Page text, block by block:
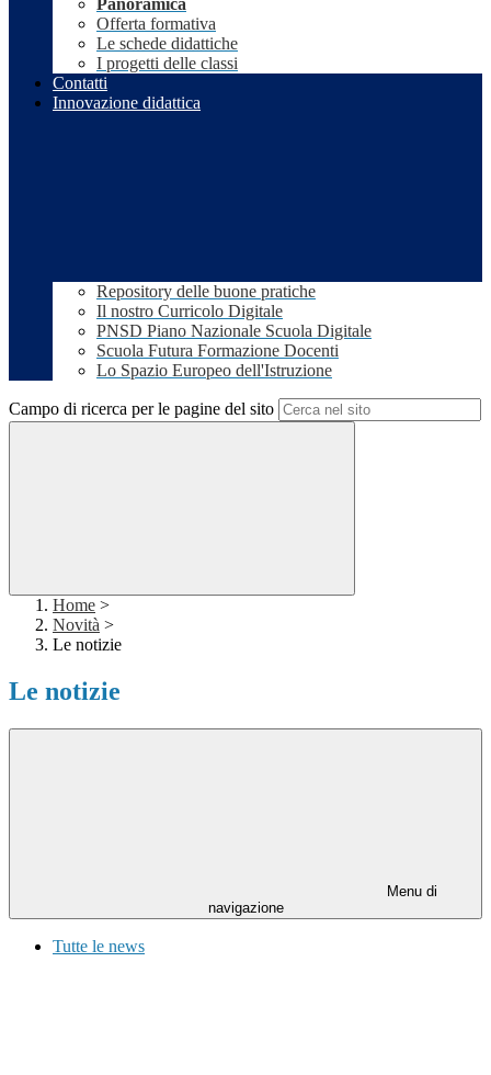
Panoramica
Offerta formativa
Le schede didattiche
I progetti delle classi
Contatti
Innovazione didattica
Repository delle buone pratiche
Il nostro Curricolo Digitale
PNSD Piano Nazionale Scuola Digitale
Scuola Futura Formazione Docenti
Lo Spazio Europeo dell'Istruzione
Campo di ricerca per le pagine del sito
Home >
Novità >
Le notizie
Le notizie
Menu di
navigazione
Tutte le news